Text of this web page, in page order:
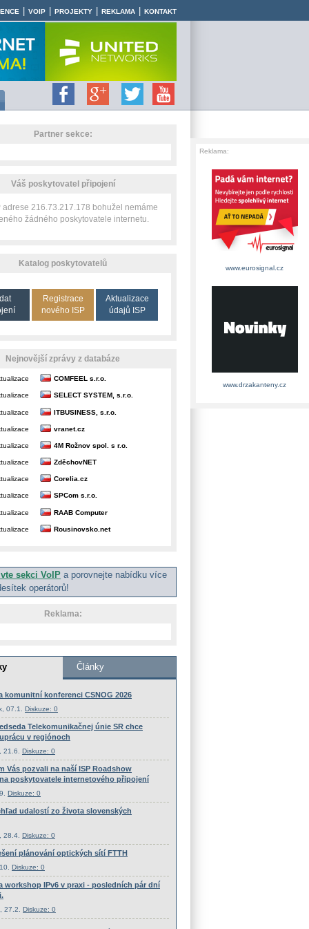
VOIP PROJEKTY REKLAMA KONTAKT
Partner sekce:
Váš poskytovatel připojení
adrese 216.73.217.178 bohužel nemáme
žádného poskytovatele internetu.
Katalog poskytovatelů
Registrace
nového ISP
Aktualizace
údajů ISP
Nejnovější zprávy z databáze
COMFEEL s.r.o.
SELECT SYSTEM, s.r.o.
ITBUSINESS, s.r.o.
vranet.cz
4M Rožnov spol. s r.o.
ZděchovNET
Corelia.cz
SPCom s.r.o.
RAAB Computer
Rousinovsko.net
sekci VoIP a porovnejte nabídku více
operátorů!
Reklama:
Reklama:
www.eurosignal.cz
www.drzakanteny.cz